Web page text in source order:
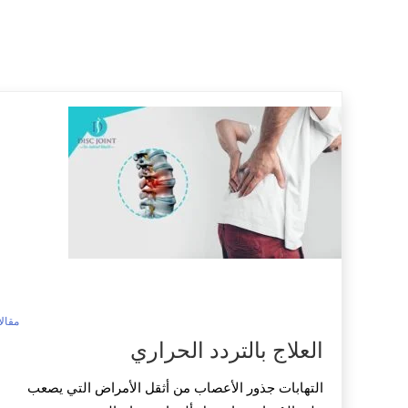
العلاج بالتردد الحراري
التهابات جذور الأعصاب من أثقل الأمراض التي يصعب